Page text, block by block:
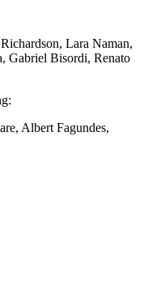
Lara Naman,
Gabriel Bisordi, Renato
Albert Fagundes,